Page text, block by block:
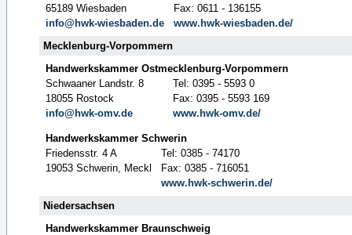
65189 Wiesbaden
Fax: 0611 - 136155
info@hwk-wiesbaden.de
www.hwk-wiesbaden.de/
Mecklenburg-Vorpommern
Handwerkskammer Ostmecklenburg-Vorpommern
Schwaaner Landstr. 8
Tel: 0395 - 5593 0
18055 Rostock
Fax: 0395 - 5593 169
info@hwk-omv.de
www.hwk-omv.de/
Handwerkskammer Schwerin
Friedensstr. 4 A
Tel: 0385 - 74170
19053 Schwerin, Meckl
Fax: 0385 - 716051
www.hwk-schwerin.de/
Niedersachsen
Handwerkskammer Braunschweig